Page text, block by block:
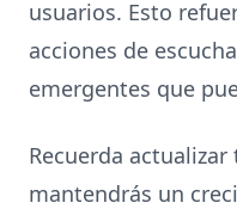
usuarios. Esto
acciones de
emergentes que
Recuerda
mantendrás un